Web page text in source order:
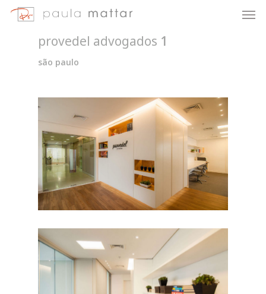
provedel advogados 1
são paulo